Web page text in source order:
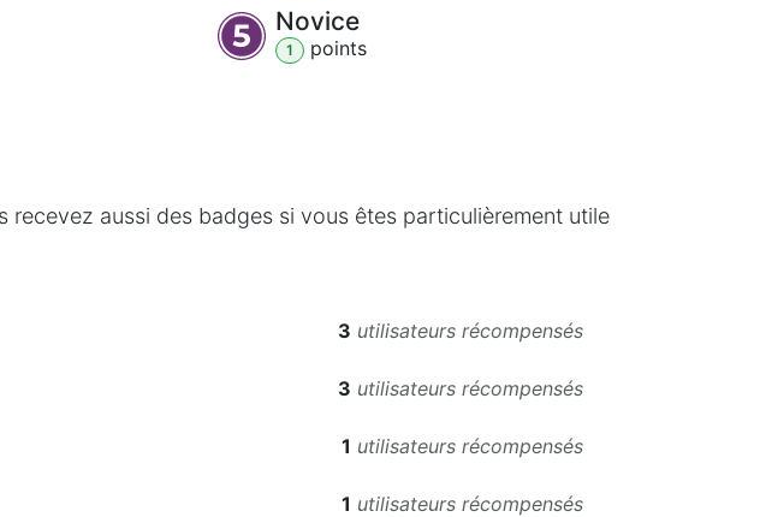
Novice
1 points
aussi des badges si vous êtes particulièrement utile
3 utilisateurs récompensés
3 utilisateurs récompensés
1 utilisateurs récompensés
1 utilisateurs récompensés